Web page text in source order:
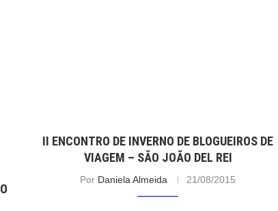
II ENCONTRO DE INVERNO DE BLOGUEIROS DE
VIAGEM – SÃO JOÃO DEL REI
Por Daniela Almeida 21/08/2015